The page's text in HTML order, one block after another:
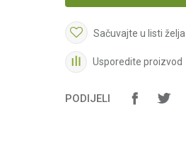
Sačuvajte u listi želja
Usporedite proizvod
PODIJELI